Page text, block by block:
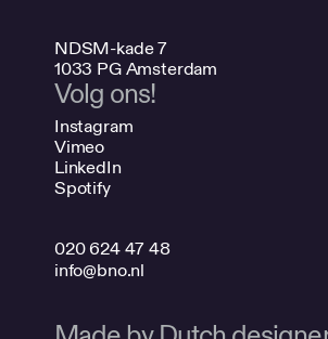
NDSM-kade 7
1033 PG Amsterdam
Volg ons!
Instagram
Vimeo
LinkedIn
Spotify
020 624 47 48
info@bno.nl